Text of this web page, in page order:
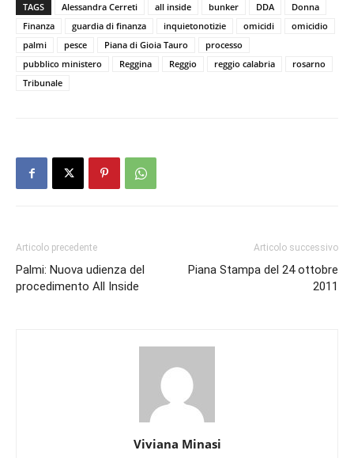
TAGS Alessandra Cerreti all inside bunker DDA
Donna
Finanza
guardia di finanza inquietonotizie omicidi
omicidio
palmi
pesce Piana di Gioia Tauro
processo
pubblico ministero
Reggina Reggio reggio calabria
rosarno
Tribunale
Articolo precedente
Palmi: Nuova udienza del
procedimento All Inside
Articolo successivo
Piana Stampa del 24 ottobre
2011
Viviana Minasi